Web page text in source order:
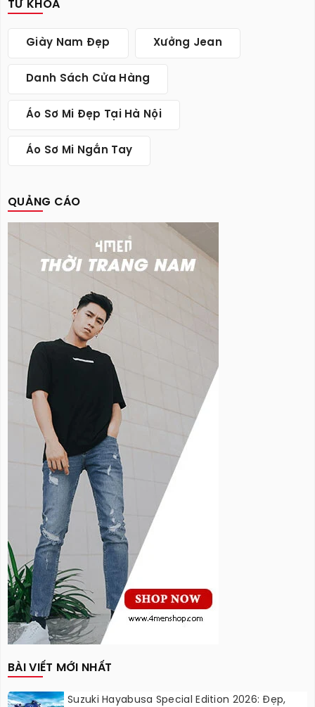
TỪ KHÓA
Giày Nam Đẹp Xưởng Jean
Danh Sách Cửa Hàng
Áo Sơ Mi Đẹp Tại Hà Nội
Áo Sơ Mi Ngắn Tay
QUẢNG CÁO
BÀI VIẾT MỚI NHẤT
Suzuki Hayabusa Special Edition 2026: Đẹp,